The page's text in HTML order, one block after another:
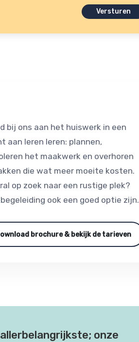
bij ons aan het huiswerk in een
aan leren leren: plannen,
het maakwerk en overhoren
die wat meer moeite kosten.
op zoek naar een rustige plek?
ook een goed optie zijn.
brochure & bekijk de tarieven
onze